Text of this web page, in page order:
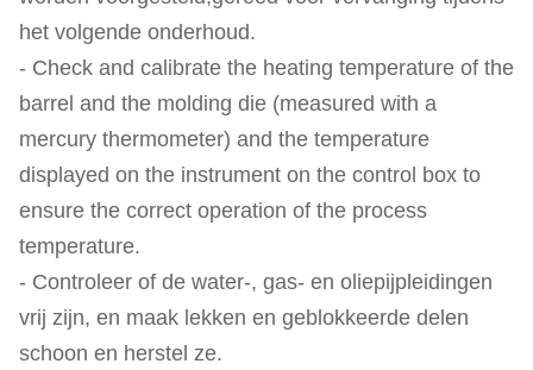
het volgende onderhoud.
- Check and calibrate the heating temperature of the
barrel and the molding die (measured with a
mercury thermometer) and the temperature
displayed on the instrument on the control box to
ensure the correct operation of the process
temperature.
- Controleer of de water-, gas- en oliepijpleidingen
vrij zijn, en maak lekken en geblokkeerde delen
schoon en herstel ze.